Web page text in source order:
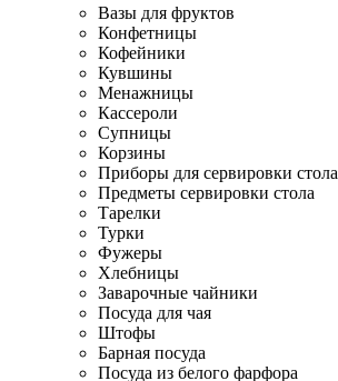
Вазы для фруктов
Конфетницы
Кофейники
Кувшины
Менажницы
Кассероли
Супницы
Корзины
Приборы для сервировки стола
Предметы сервировки стола
Тарелки
Турки
Фужеры
Хлебницы
Заварочные чайники
Посуда для чая
Штофы
Барная посуда
Посуда из белого фарфора